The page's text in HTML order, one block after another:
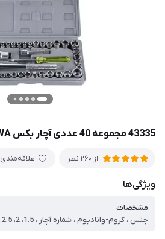
43335 مجموعه 40 عددی آچار بکس AIWA
از 260 نظر علاقه‌مندی
ویژگی‌ها
مشخصات